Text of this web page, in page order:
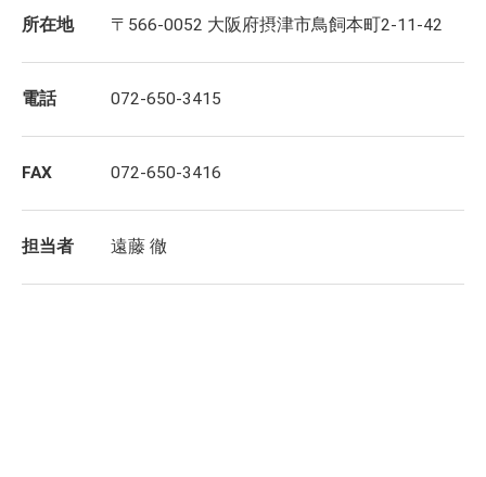
所在地 〒566-0052 大阪府摂津市鳥飼本町2-11-42
電話 072-650-3415
FAX 072-650-3416
担当者 遠藤 徹